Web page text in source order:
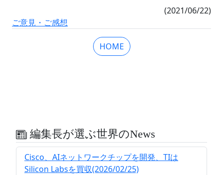
(2021/06/22)
ご意見・ご感想
HOME
編集長が選ぶ世界のNews
Cisco、AIネットワークチップを開発、TIは
Silicon Labsを買収(2026/02/25)